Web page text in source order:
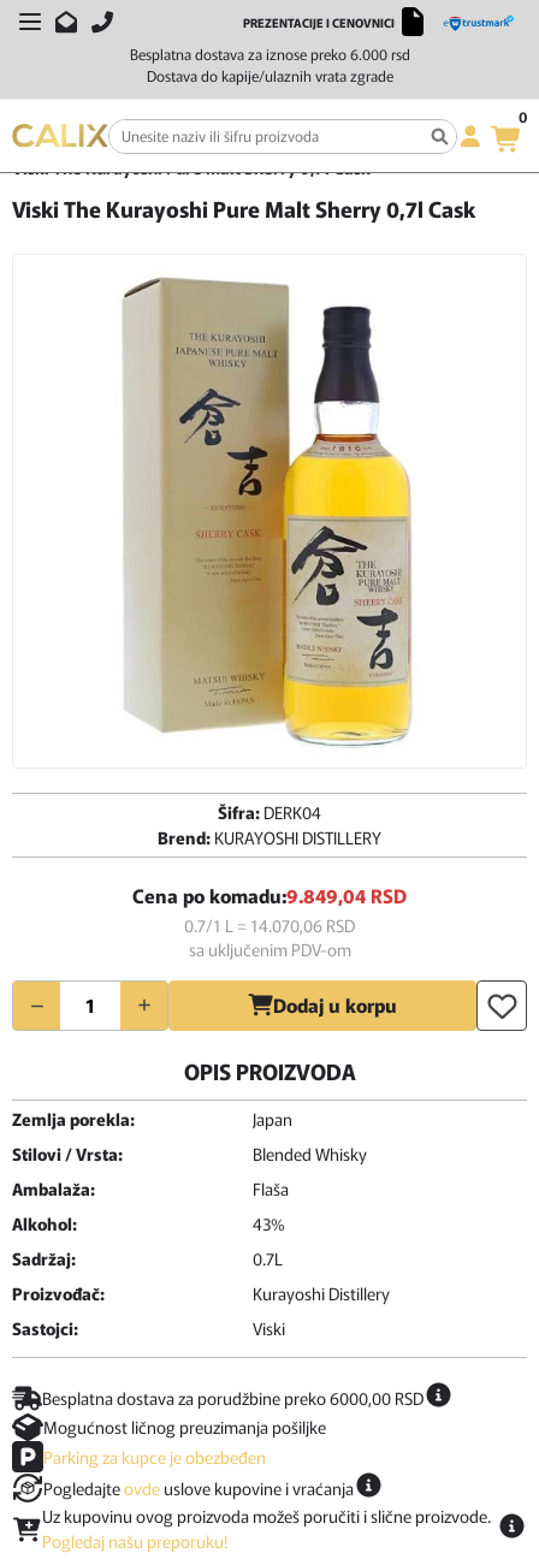
Besplatna dostava za iznose preko 6.000 rsd
Dostava do kapije/ulaznih vrata zgrade
PREZENTACIJE I CENOVNICI
0
Početna Žestoka pića
Viski
Viski The Kurayoshi Pure Malt Sherry 0,7l Cask
Viski The Kurayoshi Pure Malt Sherry 0,7l Cask
Šifra: DERK04
Brend: KURAYOSHI DISTILLERY
Cena po komadu:9.849,04 RSD
0.7/1 L = 14.070,06 RSD
sa uključenim PDV-om
Količina Dodaj u korpu
OPIS PROIZVODA
Zemlja porekla:
Japan
Stilovi / Vrsta:
Blended Whisky
Ambalaža:
Flaša
Alkohol:
43%
Sadržaj:
0.7L
Proizvođač:
Kurayoshi Distillery
Sastojci:
Viski
Besplatna dostava za porudžbine preko 6000,00 RSD
Mogućnost ličnog preuzimanja pošiljke
Parking za kupce je obezbeđen
Pogledajteovde uslove kupovine i vraćanja
Uz kupovinu ovog proizvoda možeš poručiti i slične proizvode.
Pogledaj našu preporuku!